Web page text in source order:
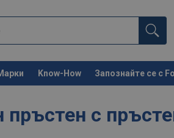
Know-How Запознайте се с
Останете на
пръстен с